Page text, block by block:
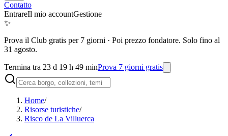
Contatto
EntrareIl mio accountGestione
✨
Prova il Club gratis per 7 giorni · Poi prezzo fondatore. Solo fino al
31 agosto.
Termina tra 23 d 19 h 49 minProva 7 giorni gratis
Home/
Risorse turistiche/
Risco de La Villuerca